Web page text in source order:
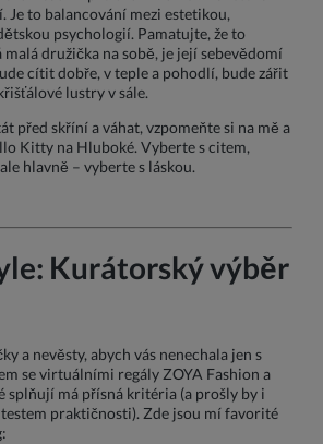
Je to balancování mezi estetikou,
psychologií. Pamatujte, že to
družička na sobě, je její sebevědomí
cítit dobře, v teple a pohodlí, bude zářit
lustry v sále.
před skříní a váhat, vzpomeňte si na mě a
Kitty na Hluboké. Vyberte s citem,
hlavně – vyberte s láskou.
Kurátorský výběr
a nevěsty, abych vás nenechala jen s
se virtuálními regály ZOYA Fashion a
splňují má přísná kritéria (a prošly by i
testem praktičnosti). Zde jsou mí favorité